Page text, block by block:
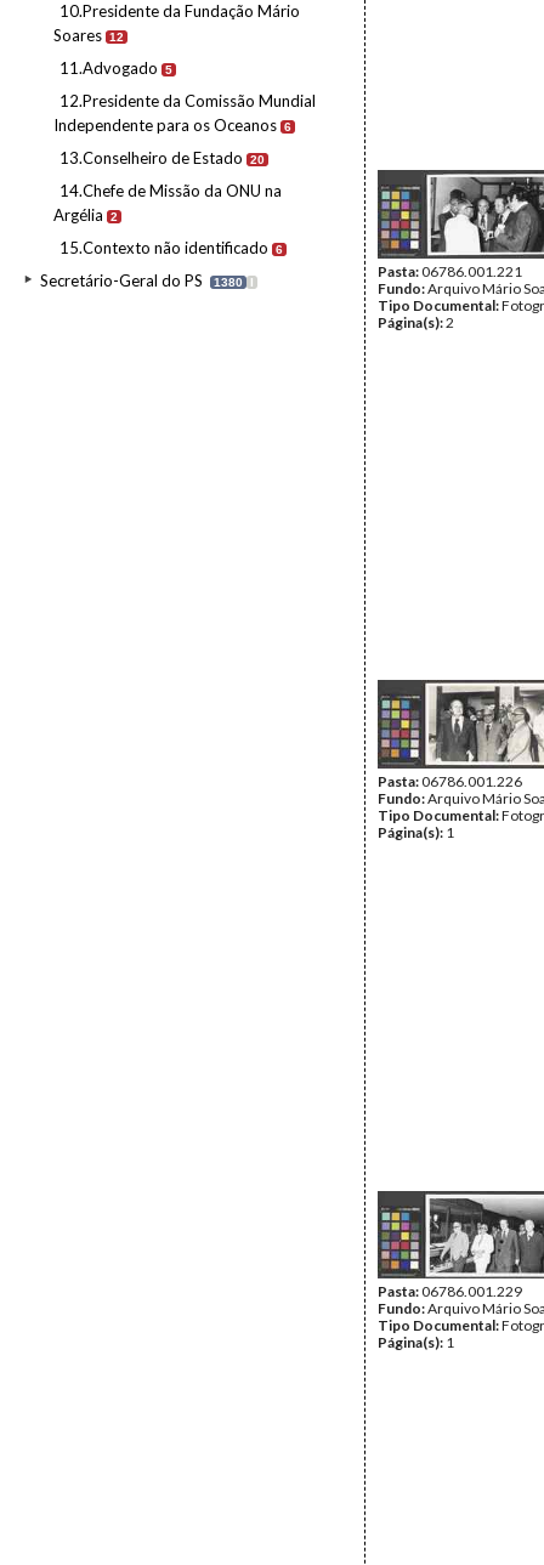
10.Presidente da Fundação Mário
Soares 12
11.Advogado 5
12.Presidente da Comissão Mundial
Independente para os Oceanos 6
13.Conselheiro de Estado 20
14.Chefe de Missão da ONU na
Argélia
2
15.Contexto não identificado 6
Secretário-Geral do PS 1380 I
Pasta:06786.001.221
Fundo:Arquivo Mário
Tipo Documental:
Página(s):2
Pasta:06786.001.226
Fundo:Arquivo Mário
Tipo Documental:
Página(s): 1
Pasta:06786.001.229
Fundo:Arquivo Mário
Tipo Documental:
Página(s): 1